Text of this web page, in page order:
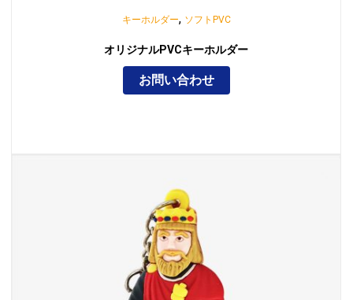
キーホルダー, ソフトPVC
オリジナルPVCキーホルダー
お問い合わせ